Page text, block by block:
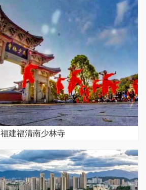
福建福清南少林寺